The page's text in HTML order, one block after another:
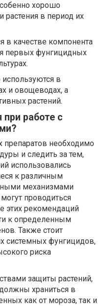
хорошо
в период их
в качестве компонента
первых фунгицидных
в
и овощеводах, а
растений.
работе с
препаратов необходимо
и следить за тем,
использовались
к различным
механизмами
проводиться
этих рекомендаций
к определенным
Также стоит
системных фунгицидов,
риска
защиты растений,
храниться в
как от мороза, так и